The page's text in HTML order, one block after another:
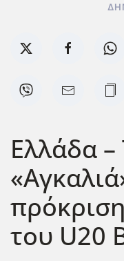
Ελλάδα –
του U20